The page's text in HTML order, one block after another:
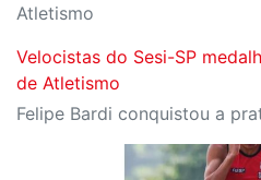
Atletismo
Velocistas do Sesi-SP
de Atletismo